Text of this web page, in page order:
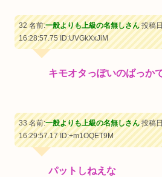
32 名前:一般よりも上級の名無しさん投稿
16:28:57.75ID:UVGkXxJiM
キモオタっぽいのばっか
33 名前:一般よりも上級の名無しさん投稿
16:29:57.17ID:+m1OQET9M
パットしねえな